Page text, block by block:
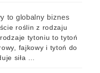
to globalny biznes
roślin z rodzaju
tytoniu to tytoń
fajkowy i tytoń do
siła …